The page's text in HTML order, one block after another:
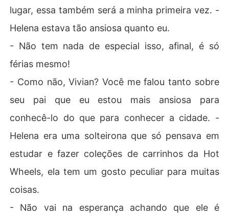
lugar, essa também será a minha primeira vez. -
Helena estava tão ansiosa quanto eu.
- Não tem nada de especial isso, afinal, é só
férias mesmo!
- Como não, Vivian? Você me falou tanto sobre
seu pai que eu estou mais ansiosa para
conhecê-lo do que para conhecer a cidade. -
Helena era uma solteirona que só pensava em
estudar e fazer coleções de carrinhos da Hot
Wheels, ela tem um gosto peculiar para muitas
coisas.
- Não vai na esperança achando que ele é